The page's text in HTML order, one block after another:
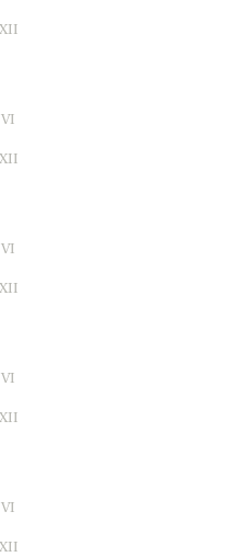
XII
VI
XII
VI
XII
VI
XII
VI
XII